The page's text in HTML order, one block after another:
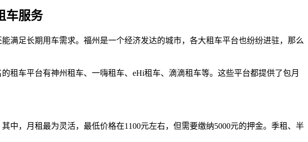
车服务
满足长期用车需求。福州是一个经济发达的城市，各大租车平台也纷纷进驻，那么
租车平台有神州租车、一嗨租车、eHi租车、滴滴租车等。这些平台都提供了包月
，月租最为灵活，最低价格在1100元左右，但需要缴纳5000元的押金。季租、半